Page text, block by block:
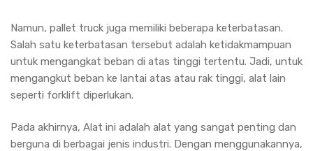
Namun, pallet truck juga memiliki beberapa keterbatasan.
Salah satu keterbatasan tersebut adalah ketidakmampuan
untuk mengangkat beban di atas tinggi tertentu. Jadi, untuk
mengangkut beban ke lantai atas atau rak tinggi, alat lain
seperti forklift diperlukan.
Pada akhirnya, Alat ini adalah alat yang sangat penting dan
berguna di berbagai jenis industri. Dengan menggunakannya,